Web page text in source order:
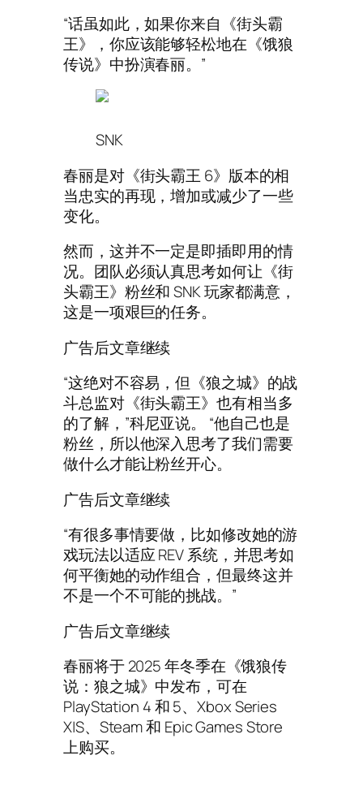
“话虽如此，如果你来自《街头霸
王》，你应该能够轻松地在《饿狼
传说》中扮演春丽。”
SNK
春丽是对《街头霸王 6》版本的相
当忠实的再现，增加或减少了一些
变化。
然而，这并不一定是即插即用的情
况。团队必须认真思考如何让《街
头霸王》粉丝和 SNK 玩家都满意，
这是一项艰巨的任务。
广告后文章继续
“这绝对不容易，但《狼之城》的战
斗总监对《街头霸王》也有相当多
的了解，”科尼亚说。 “他自己也是
粉丝，所以他深入思考了我们需要
做什么才能让粉丝开心。
广告后文章继续
“有很多事情要做，比如修改她的游
戏玩法以适应 REV 系统，并思考如
何平衡她的动作组合，但最终这并
不是一个不可能的挑战。”
广告后文章继续
春丽将于 2025 年冬季在《饿狼传
说：狼之城》中发布，可在
PlayStation 4 和 5、Xbox Series
X|S、Steam 和 Epic Games Store
上购买。